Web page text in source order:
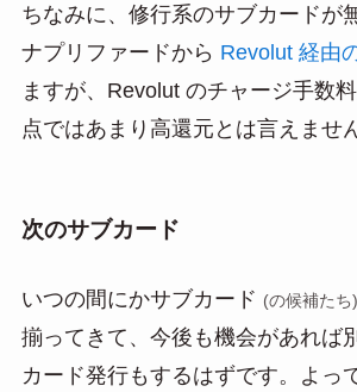
ちなみに、修行系のサブカードが
ナプリファードから Revolut 経由
ますが、Revolut のチャージ手数
点ではあまり高還元とは言えませ
次のサブカード
いつの間にかサブカード (の候補たち)
揃ってきて、今後も機会があれば
カード発行もするはずです。よっ